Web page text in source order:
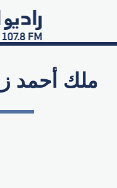
ملك أحمد